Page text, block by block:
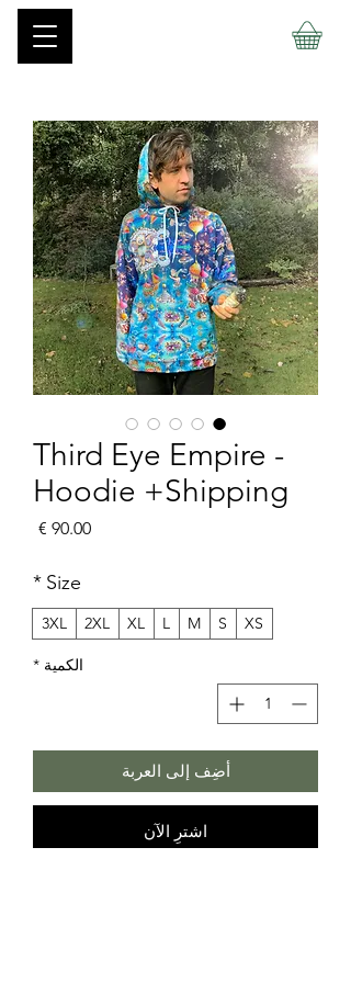
Third Eye Empire -
Hoodie +Shipping
Size
*
XS
S
M
L
XL
2XL
3XL
الكمية *
أضِف إلى العربة
اشترِ الآن